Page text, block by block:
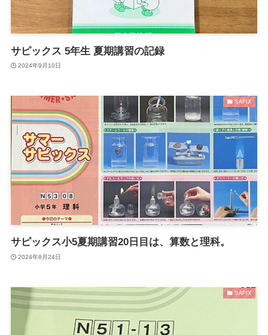
サピックス 5年生 夏期講習の記録
2024年9月10日
SAPIX
サピックス小5夏期講習20日目は、算数と理科。
2024年8月24日
SAPIX